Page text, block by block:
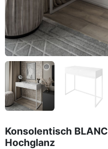
Konsolentisch
Hochglanz